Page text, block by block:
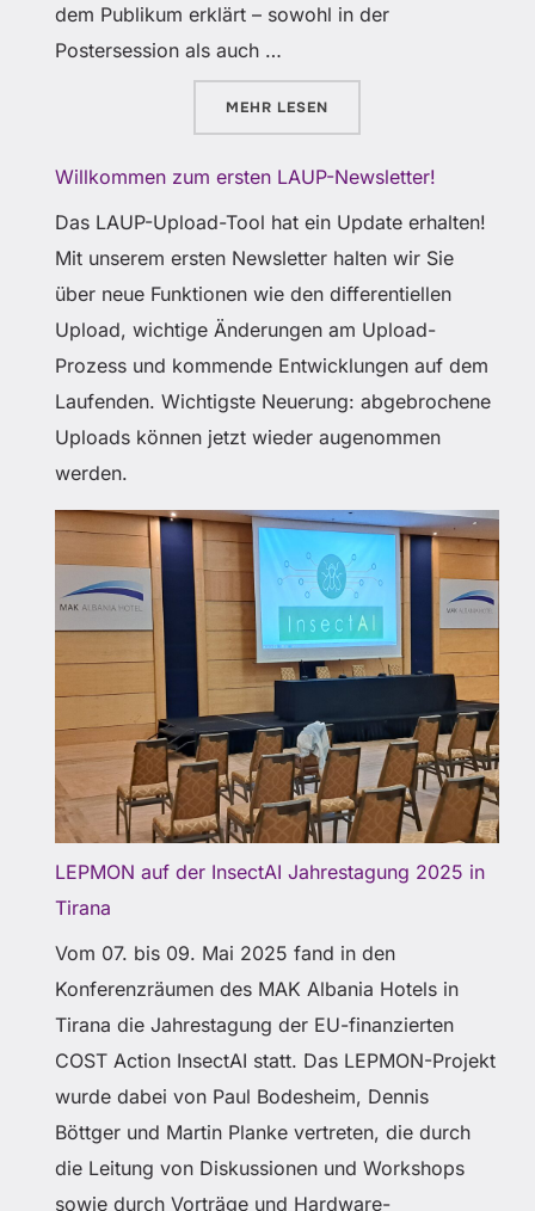
dem Publikum erklärt ­­– sowohl in der
Postersession als auch …
MEHR ÜBER „VORSTELLUNG VON
LESEN
Willkommen zum ersten LAUP-Newsletter!
Das LAUP-Upload-Tool hat ein Update erhalten!
Mit unserem ersten Newsletter halten wir Sie
über neue Funktionen wie den differentiellen
Upload, wichtige Änderungen am Upload-
Prozess und kommende Entwicklungen auf dem
Laufenden. Wichtigste Neuerung: abgebrochene
Uploads können jetzt wieder augenommen
werden.
LEPMON auf der InsectAI Jahrestagung 2025 in
Tirana
Vom 07. bis 09. Mai 2025 fand in den
Konferenzräumen des MAK Albania Hotels in
Tirana die Jahrestagung der EU-finanzierten
COST Action InsectAI statt. Das LEPMON-Projekt
wurde dabei von Paul Bodesheim, Dennis
Böttger und Martin Planke vertreten, die durch
die Leitung von Diskussionen und Workshops
sowie durch Vorträge und Hardware-